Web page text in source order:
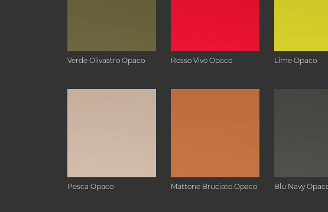
Verde Olivastro Opaco Rosso Vivo Opaco Lime Opaco
Pesca Opaco Mattone Bruciato Opaco Blu Navy